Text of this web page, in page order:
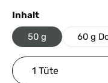
Inhaltauswählen
50 g 60 g
Produkt Anzahl: